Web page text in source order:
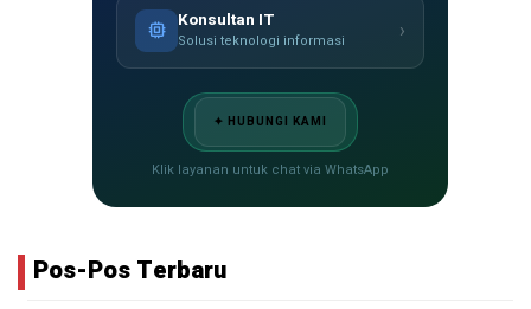
Konsultan IT
Solusi teknologi informasi ›
✦ HUBUNGI KAMI
Klik layanan untuk chat via WhatsApp
Pos-Pos Terbaru